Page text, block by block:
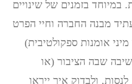
במיוחד בזמנים של שינויים
מבנה החברה וחיי הפרט
אומנות ספקולטיבית)
שבה הציבור (או
ולבדוק איך ייראו